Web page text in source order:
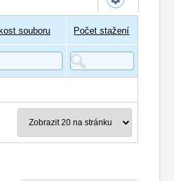
souboru Počet stažení